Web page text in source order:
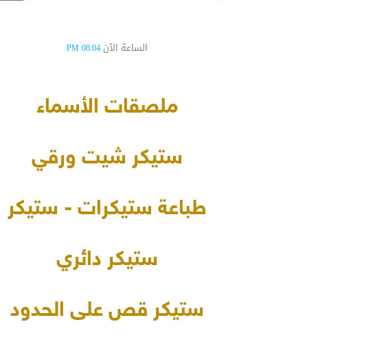
الساعة الآن 08:04 PM
ملصقات الأسماء
ستيكر شيت ورقي
طباعة ستيكرات - ستيكر
ستيكر دائري
ستيكر قص على الحدود